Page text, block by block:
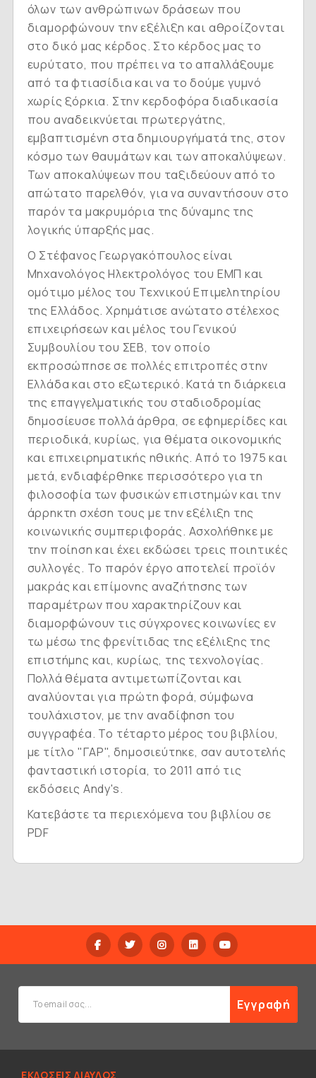
όλων των ανθρώπινων δράσεων που
διαμορφώνουν την εξέλιξη και αθροίζονται
στο δικό μας κέρδος. Στο κέρδος μας το
ευρύτατο, που πρέπει να το απαλλάξουμε
από τα φτιασίδια και να το δούμε γυμνό
χωρίς ξόρκια. Στην κερδοφόρα διαδικασία
που αναδεικνύεται πρωτεργάτης,
εμβαπτισμένη στα δημιουργήματά της, στον
κόσμο των θαυμάτων και των αποκαλύψεων.
Των αποκαλύψεων που ταξιδεύουν από το
απώτατο παρελθόν, για να συναντήσουν στο
παρόν τα μακρυμόρια της δύναμης της
λογικής ύπαρξής μας.
Ο Στέφανος Γεωργακόπουλος είναι
Μηχανολόγος Ηλεκτρολόγος του ΕΜΠ και
ομότιμο μέλος του Τεχνικού Επιμελητηρίου
της Ελλάδος. Χρημάτισε ανώτατο στέλεχος
επιχειρήσεων και μέλος του Γενικού
Συμβουλίου του ΣΕΒ, τον οποίο
εκπροσώπησε σε πολλές επιτροπές στην
Ελλάδα και στο εξωτερικό. Κατά τη διάρκεια
της επαγγελματικής του σταδιοδρομίας
δημοσίευσε πολλά άρθρα, σε εφημερίδες και
περιοδικά, κυρίως, για θέματα οικονομικής
και επιχειρηματικής ηθικής. Από το 1975 και
μετά, ενδιαφέρθηκε περισσότερο για τη
φιλοσοφία των φυσικών επιστημών και την
άρρηκτη σχέση τους με την εξέλιξη της
κοινωνικής συμπεριφοράς. Ασχολήθηκε με
την ποίηση και έχει εκδώσει τρεις ποιητικές
συλλογές. Το παρόν έργο αποτελεί προϊόν
μακράς και επίμονης αναζήτησης των
παραμέτρων που χαρακτηρίζουν και
διαμορφώνουν τις σύγχρονες κοινωνίες εν
τω μέσω της φρενίτιδας της εξέλιξης της
επιστήμης και, κυρίως, της τεχνολογίας.
Πολλά θέματα αντιμετωπίζονται και
αναλύονται για πρώτη φορά, σύμφωνα
τουλάχιστον, με την αναδίφηση του
συγγραφέα. Το τέταρτο μέρος του βιβλίου,
με τίτλο "ΓΑΡ", δημοσιεύτηκε, σαν αυτοτελής
φανταστική ιστορία, το 2011 από τις
εκδόσεις Andy's.
Κατεβάστε τα περιεχόμενα του βιβλίου σε
PDF
Εγγραφή
ΕΚΔΟΣΕΙΣ ΔΙΑΥΛΟΣ